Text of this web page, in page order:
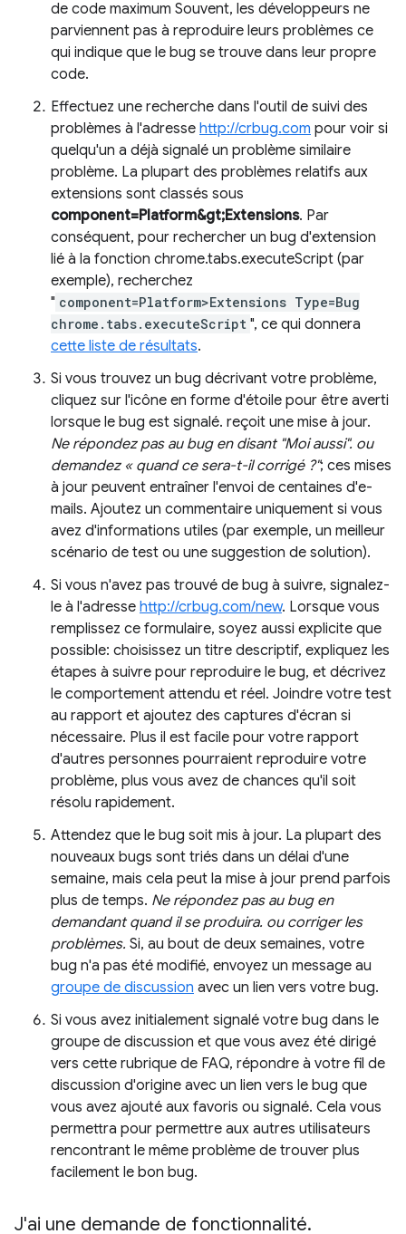
de code maximum Souvent, les développeurs ne
parviennent pas à reproduire leurs problèmes ce
qui indique que le bug se trouve dans leur propre
code.
Effectuez une recherche dans l'outil de suivi des
problèmes à l'adresse http://crbug.com pour voir si
quelqu'un a déjà signalé un problème similaire
problème. La plupart des problèmes relatifs aux
extensions sont classés sous
component=Platform&gt;Extensions. Par
conséquent, pour rechercher un bug d'extension
lié à la fonction chrome.tabs.executeScript (par
exemple), recherchez
" component=Platform>Extensions Type=Bug
chrome.tabs.executeScript ", ce qui donnera
cette liste de résultats.
Si vous trouvez un bug décrivant votre problème,
cliquez sur l'icône en forme d'étoile pour être averti
lorsque le bug est signalé. reçoit une mise à jour.
Ne répondez pas au bug en disant "Moi aussi". ou
demandez « quand ce sera-t-il corrigé ?"; ces mises
à jour peuvent entraîner l'envoi de centaines d'e-
mails. Ajoutez un commentaire uniquement si vous
avez d'informations utiles (par exemple, un meilleur
scénario de test ou une suggestion de solution).
Si vous n'avez pas trouvé de bug à suivre, signalez-
le à l'adresse http://crbug.com/new. Lorsque vous
remplissez ce formulaire, soyez aussi explicite que
possible: choisissez un titre descriptif, expliquez les
étapes à suivre pour reproduire le bug, et décrivez
le comportement attendu et réel. Joindre votre test
au rapport et ajoutez des captures d'écran si
nécessaire. Plus il est facile pour votre rapport
d'autres personnes pourraient reproduire votre
problème, plus vous avez de chances qu'il soit
résolu rapidement.
Attendez que le bug soit mis à jour. La plupart des
nouveaux bugs sont triés dans un délai d'une
semaine, mais cela peut la mise à jour prend parfois
plus de temps. Ne répondez pas au bug en
demandant quand il se produira. ou corriger les
problèmes. Si, au bout de deux semaines, votre
bug n'a pas été modifié, envoyez un message au
groupe de discussion avec un lien vers votre bug.
Si vous avez initialement signalé votre bug dans le
groupe de discussion et que vous avez été dirigé
vers cette rubrique de FAQ, répondre à votre fil de
discussion d'origine avec un lien vers le bug que
vous avez ajouté aux favoris ou signalé. Cela vous
permettra pour permettre aux autres utilisateurs
rencontrant le même problème de trouver plus
facilement le bon bug.
J'ai une demande de fonctionnalité.